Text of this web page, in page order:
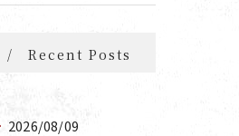
Recent Posts
2026/08/09